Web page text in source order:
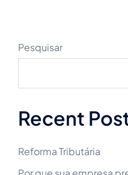
Pesquisar
Recent
Reforma Tributária